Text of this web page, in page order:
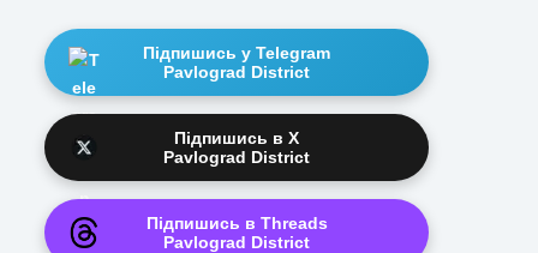
Підпишись у Telegram
Pavlograd District
Підпишись в X
Pavlograd District
Підпишись в Threads
Pavlograd District